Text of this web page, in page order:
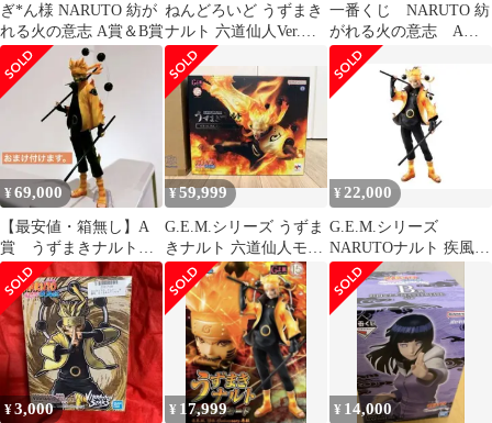
ぎ*ん様 NARUTO 紡が
れる火の意志 A賞＆B賞
ねんどろいど うずまき
ナルト 六道仙人Ver.
1273
一番くじ NARUTO 紡
がれる火の意志 A
賞 六道ナルト 初版
¥69,000
【最安値・箱無し】A
賞 うずまきナルト一
番くじ 紡がれる火の
意志 六道仙人モード
¥59,999
G.E.M.シリーズ うずま
きナルト 六道仙人モー
ド 15th
¥ 22,000
G.E.M.シリーズ
NARUTOナルト 疾風伝
うずまきナルト 六道仙
人モード
¥3,000 ¥ 17,999 ¥ 14,000